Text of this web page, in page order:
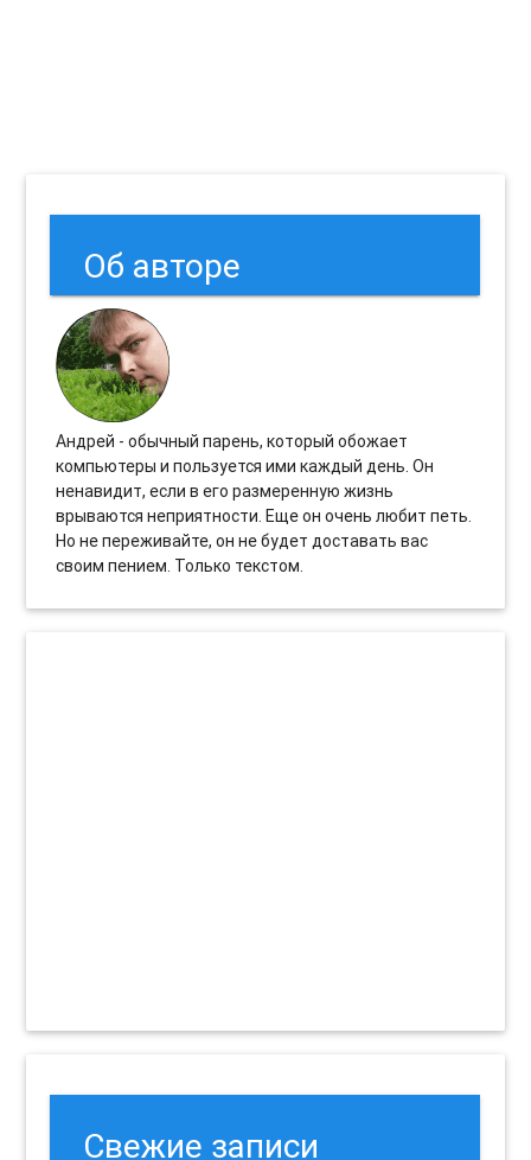
Об авторе
Андрей - обычный парень, который обожает
компьютеры и пользуется ими каждый день. Он
ненавидит, если в его размеренную жизнь
врываются неприятности. Еще он очень любит петь.
Но не переживайте, он не будет доставать вас
своим пением. Только текстом.
Свежие записи